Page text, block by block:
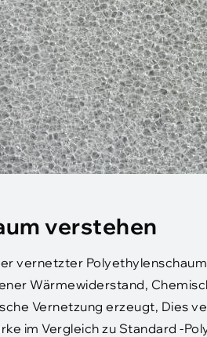
verstehen
vernetzter
Wärmewiderstand,
Vernetzung erzeugt, Dies
im Vergleich zu Standard -